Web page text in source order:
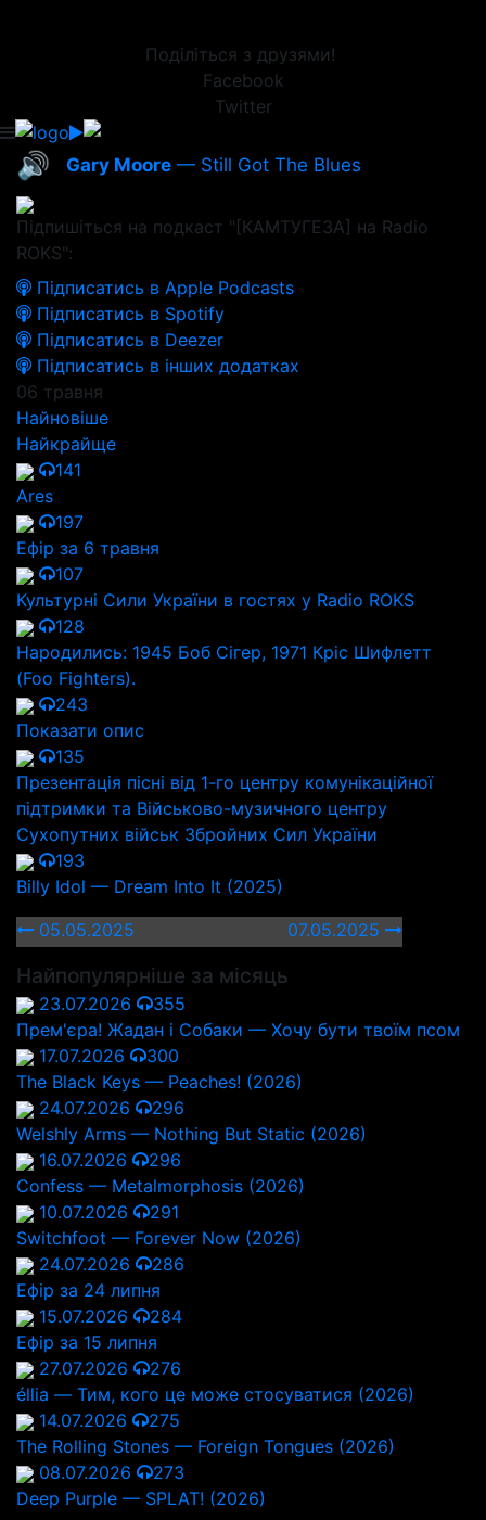
Поділіться з друзями!
Facebook
Twitter
🔊 Gary Moore — Still Got The Blues
Підпишіться на подкаст "[КАМТУГЕЗА] на Radio
ROKS":
Підписатись в Apple Podcasts
Підписатись в Spotify
Підписатись в Deezer
Підписатись в інших додатках
06 травня
Найновіше
Найкрайще
141
Ares
197
Ефір за 6 травня
107
Культурні Сили України в гостях у Radio ROKS
128
Народились: 1945 Боб Сігер, 1971 Кріс Шифлетт
(Foo Fighters).
243
Показати опис
135
Презентація пісні від 1-го центру комунікаційної
підтримки та Військово-музичного центру
Сухопутних військ Збройних Сил України
193
Billy Idol — Dream Into It (2025)
05.05.2025
07.05.2025
Найпопулярніше за місяць
23.07.2026
355
Прем'єра! Жадан і Собаки — Хочу бути твоїм псом
17.07.2026
300
The Black Keys — Peaches! (2026)
24.07.2026
296
Welshly Arms — Nothing But Static (2026)
16.07.2026
296
Confess — Metalmorphosis (2026)
10.07.2026
291
Switchfoot — Forever Now (2026)
24.07.2026
286
Ефір за 24 липня
15.07.2026
284
Ефір за 15 липня
27.07.2026
276
éllia — Тим, кого це може стосуватися (2026)
14.07.2026
275
The Rolling Stones — Foreign Tongues (2026)
08.07.2026
273
Deep Purple — SPLAT! (2026)